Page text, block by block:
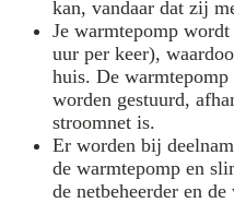
kan, vandaar dat zij
Je warmtepomp
uur per keer),
huis. De warmtepomp
worden gestuurd,
stroomnet is.
Er worden bij
de warmtepomp en
de netbeheerder en